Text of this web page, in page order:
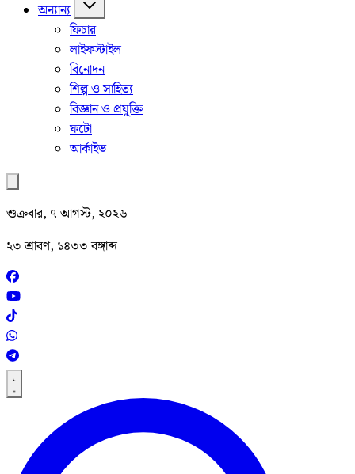
অন্যান্য
ফিচার
লাইফস্টাইল
বিনোদন
শিল্প ও সাহিত্য
বিজ্ঞান ও প্রযুক্তি
ফটো
আর্কাইভ
শুক্রবার, ৭ আগস্ট, ২০২৬
২৩ শ্রাবণ, ১৪৩৩ বঙ্গাব্দ